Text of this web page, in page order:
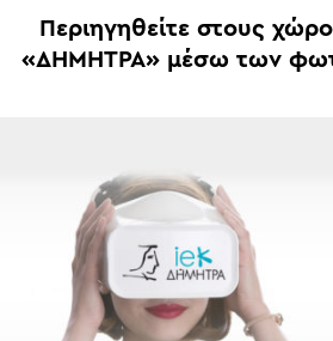
Περιηγηθείτε στους
«ΔΗΜΗΤΡΑ» μέσω των